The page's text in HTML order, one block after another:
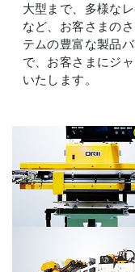
大型まで、多様な
など、お客さまの
テムの豊富な製品
で、お客さまにジ
いたします。